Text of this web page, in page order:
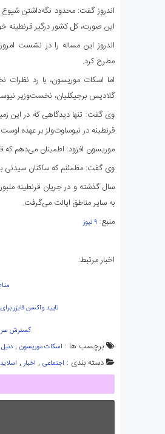
اندروز گفت: محدود نگه‌داشتن
این صورت، کل کشور درگیر قرنطینه
اندروز این مساله را در نشست
مطرح کرد.
اما اسکات موریسون، با رد نظرات
گلادیس برجیکلیان، نخست‌وزیر
وی گفت: تنها دیدگاهی که در این
قرنطینه در نیوساوت‌ولز بر عهده اوست.
موریسون افزود: اطمینان می‌دهم که
وی گفت: مطمئنم که ساکنان سیدنی
سال گذشته و در جریان قرنطینه
به سایر مناطق ایالت می‌گرفت.
منبع: ۹ نیوز
اخبار مرتبط:
تایید واکسن فایزر برای کودکان استرالیایی؛
گسترش
برچسب ها : اسکات موریسون , دنیل
دسته بندی : اجتماعی , اخبار,